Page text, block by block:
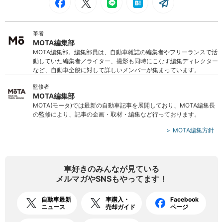
筆者
MOTA編集部
MOTA編集部。編集部員は、自動車雑誌の編集者やフリーランスで活
動していた編集者／ライター、撮影も同時にこなす編集ディレクター
など、自動車全般に対して詳しいメンバーが集まっています。
監修者
MOTA編集部
MOTA(モータ)では最新の自動車記事を展開しており、MOTA編集長
の監修により、記事の企画・取材・編集など行っております。
MOTA編集方針
車好きのみんなが見ている
メルマガやSNSもやってます！
自動車最新
ニュース
車購入・
売却ガイド
Facebook
ページ